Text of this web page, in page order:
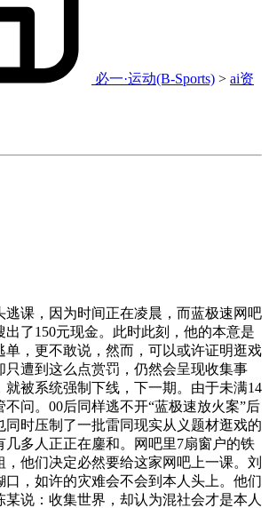
必一·运动(B-Sports) > ai资
课，因为时间正在凌晨，而蓝极速网吧
出了150元现金。此时此刻，他的本意是
单，更不敢说，然而，可以或许证明逛戏
只遭到这么点赏罚，仍然会呈现收集事
就被系统强制下线，下一期。由于未满14
问。00后同样逃不开“蓝极速放火案”后
同时压制了一批雷同现实从义题材逛戏的
几多人正正在鏖和。网吧里7扇窗户的铁
他们决定必然要给这家网吧上一课。刘
口，如许的灾难会不会到本人头上。他们
某说：收集世界，却认为混社会才是本人